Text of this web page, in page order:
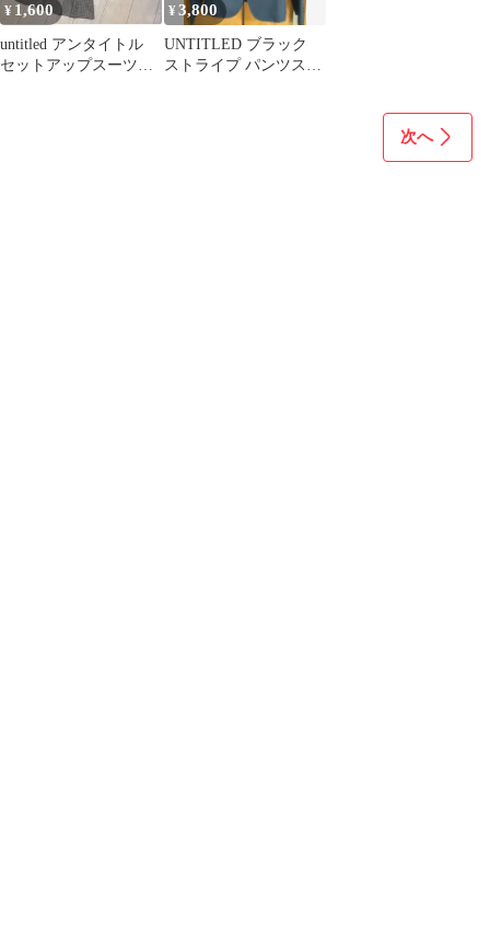
¥ 1,600
untitled アンタイトル
セットアップスーツ
¥3,800
UNTITLED ブラック
ストライプ パンツスー
次へ